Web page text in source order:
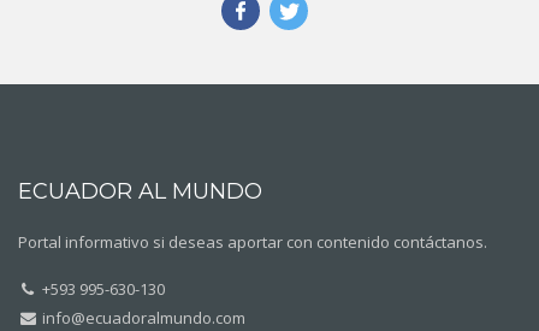
ECUADOR AL MUNDO
Portal informativo si deseas aportar con contenido contáctanos.
+593 995-630-130
info@ecuadoralmundo.com